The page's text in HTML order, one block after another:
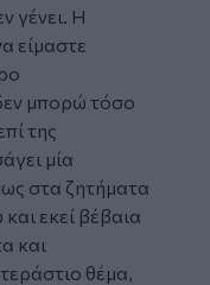
γένει. Η
είμαστε
μπορώ τόσο
της
μία
στα ζητήματα
εκεί βέβαια
και
θέμα,